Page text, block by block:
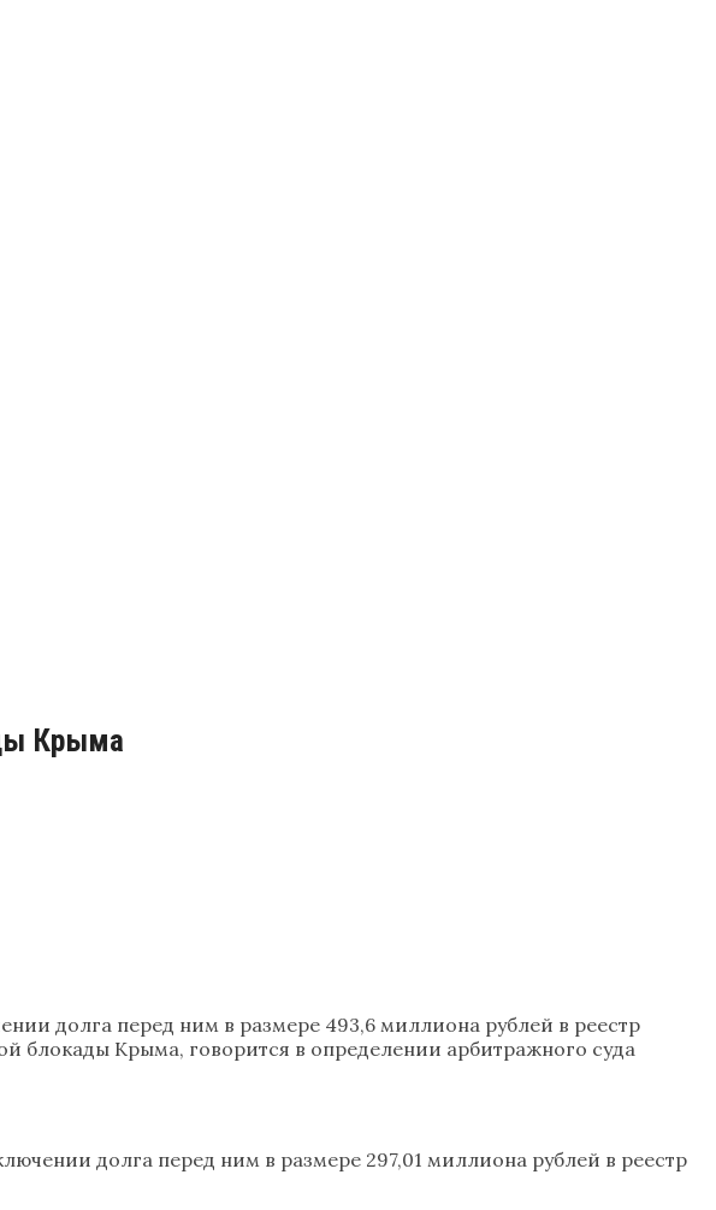
Крыма
долга перед ним в размере 493,6 миллиона рублей в реестр
блокады Крыма, говорится в определении арбитражного суда
долга перед ним в размере 297,01 миллиона рублей в реестр